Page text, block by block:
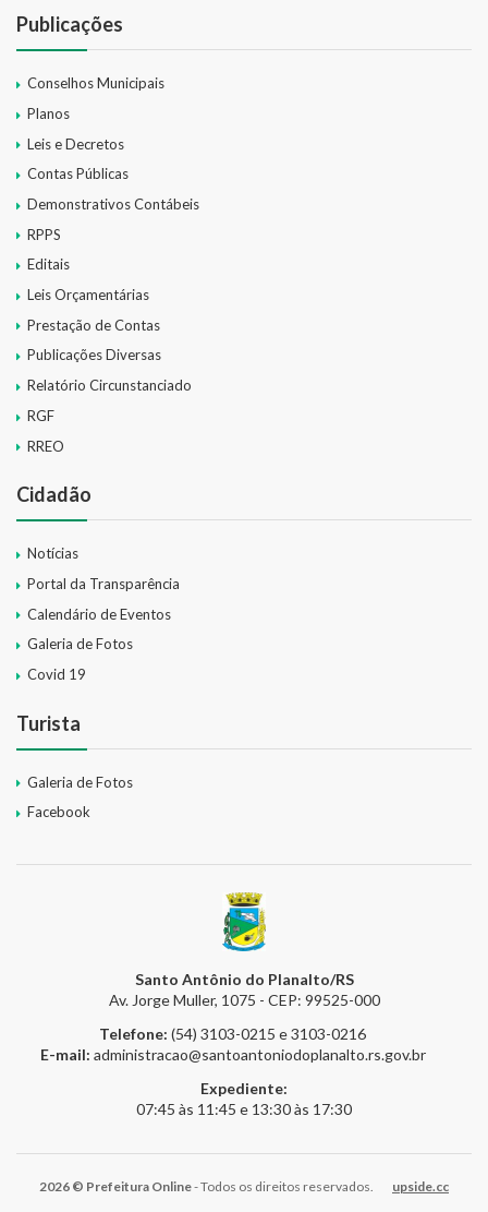
Publicações
Conselhos Municipais
Planos
Leis e Decretos
Contas Públicas
Demonstrativos Contábeis
RPPS
Editais
Leis Orçamentárias
Prestação de Contas
Publicações Diversas
Relatório Circunstanciado
RGF
RREO
Cidadão
Notícias
Portal da Transparência
Calendário de Eventos
Galeria de Fotos
Covid 19
Turista
Galeria de Fotos
Facebook
Santo Antônio do Planalto/RS
Av. Jorge Muller, 1075 - CEP: 99525-000
Telefone: (54) 3103-0215 e 3103-0216
E-mail: administracao@santoantoniodoplanalto.rs.gov.br
Expediente:
07:45 às 11:45 e 13:30 às 17:30
2026 © Prefeitura Online- Todos os direitos reservados. upside.cc